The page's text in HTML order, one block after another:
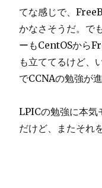
てな感じで、
かなさそうだ。で
ーもCentOSから
も立ててるけど、
でCCNAの勉強が
LPICの勉強に本気
だけど、またそれ